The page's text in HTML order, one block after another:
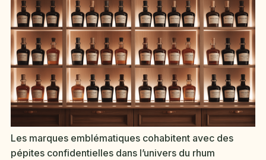
Les marques emblématiques cohabitent avec des
pépites confidentielles dans l’univers du rhum